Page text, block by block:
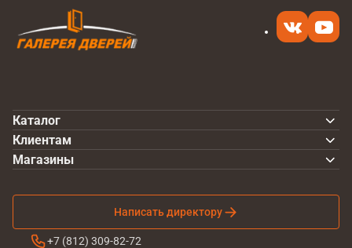
Каталог
Клиентам
Написать директору
+7 (812) 309-82-72
Магазины